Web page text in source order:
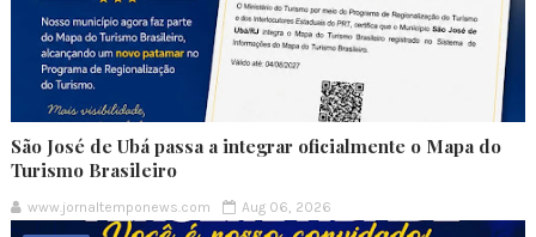
São José de Ubá passa a integrar oficialmente o Mapa do
Turismo Brasileiro
www.jornaltemponews.com Aug 06, 2026